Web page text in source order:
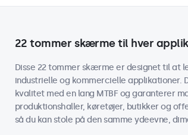
22 tommer skærme til hver
Disse 22 tommer skærme er designet til at
industrielle og kommercielle applikationer.
kvalitet med en lang MTBF og garanterer
produktionshaller, køretøjer, butikker og
så du kan stole på den samme ydeevne,